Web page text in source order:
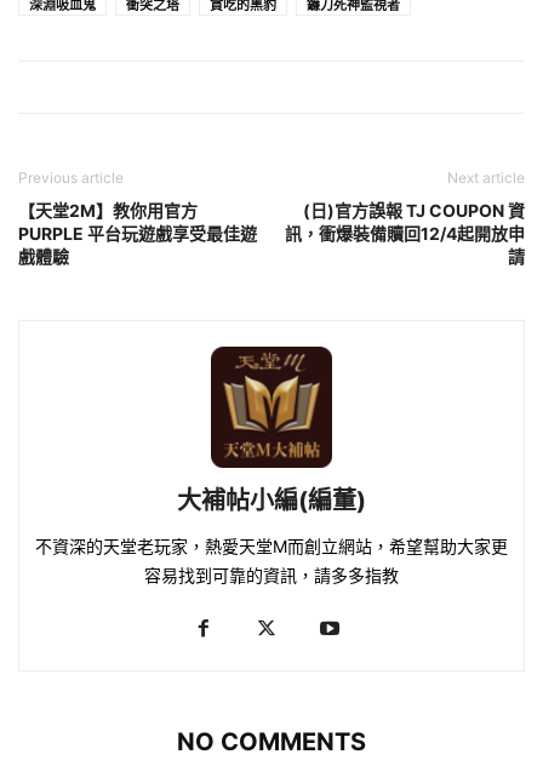
深淵吸血鬼
衝突之塔 貪吃的黑豹 鐮刀死神監視者
Previous article
【天堂2M】教你用官方
PURPLE 平台玩遊戲享受最佳遊
戲體驗
Next article
(日)官方誤報 TJ COUPON 資
訊，衝爆裝備贖回12/4起開放申
請
大補帖小編(編董)
不資深的天堂老玩家，熱愛天堂M而創立網站，希望幫助大家更
容易找到可靠的資訊，請多多指教
NO COMMENTS